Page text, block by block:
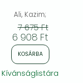
Practice: Notes
from a Spiritual
Practice
Ali, Kazim;
7 675 Ft
6 908 Ft
KOSÁRBA
Kívánságlistára